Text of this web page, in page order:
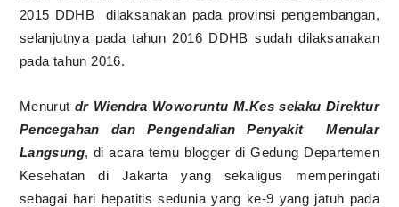
2015 DDHB
dilaksanakan pada provinsi pengembangan,
selanjutnya pada tahun 2016 DDHB sudah dilaksanakan
pada tahun 2016.
Menurut dr Wiendra Woworuntu M.Kes selaku Direktur
Pencegahan dan Pengendalian Penyakit
Menular
Langsung, di acara temu blogger di Gedung Departemen
Kesehatan di Jakarta yang sekaligus memperingati
sebagai hari hepatitis sedunia yang ke-9 yang jatuh pada